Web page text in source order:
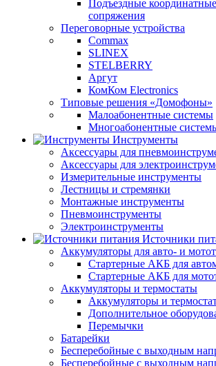
Подъездные
сопряжения
Переговорные устройства
Commax
SLINEX
STELBERRY
Аргут
КомКом Electronics
Типовые решения «Домофоны»
Малоабонентные системы
Многоабонентные
Инструменты
Аксессуары для
Аксессуары для
Измерительные инструменты
Лестницы и стремянки
Монтажные инструменты
Пневмоинструменты
Электроинструменты
Источники
Аккумуляторы для авто- и
Стартерные АКБ для
Стартерные АКБ для
Аккумуляторы и термостаты
Аккумуляторы и
Дополнительное
Перемычки
Батарейки
Бесперебойные с выходным
Бесперебойные с выходным